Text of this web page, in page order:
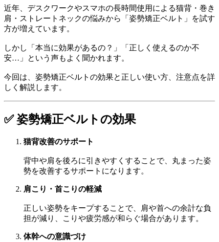
近年、デスクワークやスマホの長時間使用による猫背・巻き
肩・ストレートネックの悩みから「姿勢矯正ベルト」を試す
方が増えています。
しかし「本当に効果があるの？」「正しく使えるのか不
安…」という声もよく聞かれます。
今回は、姿勢矯正ベルトの効果と正しい使い方、注意点を詳
しく解説します。
✅ 姿勢矯正ベルトの効果
猫背改善のサポート
背中や肩を後ろに引きやすくすることで、丸まった姿
勢を改善するサポートになります。
肩こり・首こりの軽減
正しい姿勢をキープすることで、肩や首への余計な負
担が減り、こりや疲労感が和らぐ場合があります。
体幹への意識づけ